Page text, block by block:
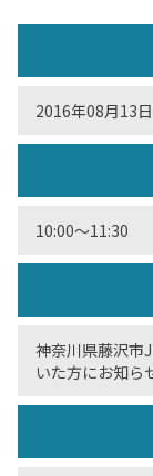
2016年08月13
10:00〜11:30
神奈川県藤沢市
いた方にお知ら